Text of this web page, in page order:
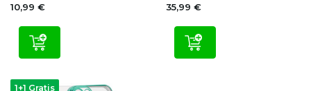
10,99 € 35,99 €
1+1 Gratis